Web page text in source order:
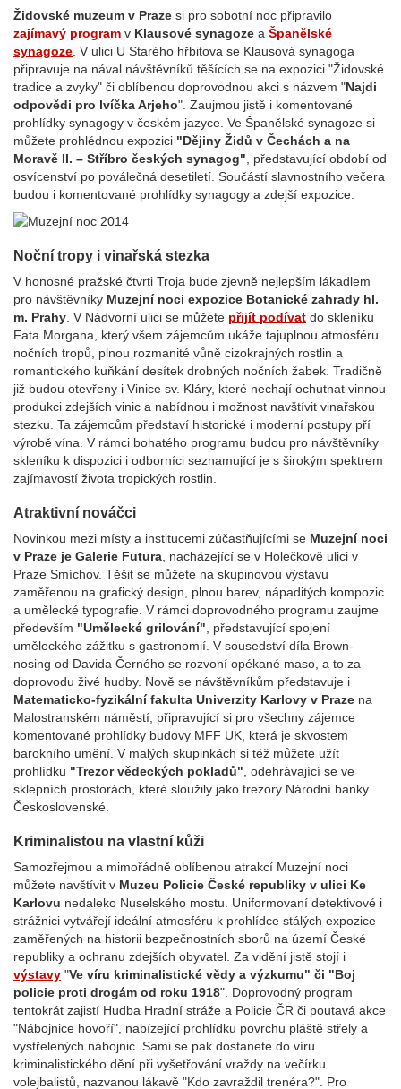
Židovské muzeum v Praze si pro sobotní noc připravilo
zajímavý program v Klausové synagoze a Španělské
synagoze . V ulici U Starého hřbitova se Klausová synagoga
připravuje na nával návštěvníků těšících se na expozici "Židovské
tradice a zvyky" či oblíbenou doprovodnou akci s názvem "Najdi
odpovědi pro lvíčka Arjeho". Zaujmou jistě i komentované
prohlídky synagogy v českém jazyce. Ve Španělské synagoze si
můžete prohlédnou expozici "Dějiny Židů v Čechách a na
Moravě II. – Stříbro českých synagog" , představující období od
osvícenství po poválečná desetiletí. Součástí slavnostního večera
budou i komentované prohlídky synagogy a zdejší expozice.
Noční tropy i vinařská stezka
V honosné pražské čtvrti Troja bude zjevně nejlepším lákadlem
pro návštěvníky Muzejní noci expozice Botanické zahrady hl.
m. Prahy . V Nádvorní ulici se můžete přijít podívat do skleníku
Fata Morgana, který všem zájemcům ukáže tajuplnou atmosféru
nočních tropů, plnou rozmanité vůně cizokrajných rostlin a
romantického kuňkání desítek drobných nočních žabek. Tradičně
již budou otevřeny i Vinice sv. Kláry, které nechají ochutnat vinnou
produkci zdejších vinic a nabídnou i možnost navštívit vinařskou
stezku. Ta zájemcům představí historické i moderní postupy pří
výrobě vína. V rámci bohatého programu budou pro návštěvníky
skleníku k dispozici i odborníci seznamující je s širokým spektrem
zajímavostí života tropických rostlin.
Atraktivní nováčci
Novinkou mezi místy a institucemi zúčastňujícími se Muzejní noci
v Praze je Galerie Futura , nacházející se v Holečkově ulici v
Praze Smíchov. Těšit se můžete na skupinovou výstavu
zaměřenou na grafický design, plnou barev, nápaditých kompozic
a umělecké typografie. V rámci doprovodného programu zaujme
především "Umělecké grilování" , představující spojení
uměleckého zážitku s gastronomií. V sousedství díla Brown-
nosing od Davida Černého se rozvoní opékané maso, a to za
doprovodu živé hudby. Nově se návštěvníkům představuje i
Matematicko-fyzikální fakulta Univerzity Karlovy v Praze na
Malostranském náměstí, připravující si pro všechny zájemce
komentované prohlídky budovy MFF UK, která je skvostem
barokního umění. V malých skupinkách si též můžete užít
prohlídku "Trezor vědeckých pokladů" , odehrávající se ve
sklepních prostorách, které sloužily jako trezory Národní banky
Československé.
Kriminalistou na vlastní kůži
Samozřejmou a mimořádně oblíbenou atrakcí Muzejní noci
můžete navštívit v Muzeu Policie České republiky v ulici Ke
Karlovu nedaleko Nuselského mostu. Uniformovaní detektivové i
strážnici vytvářejí ideální atmosféru k prohlídce stálých expozice
zaměřených na historii bezpečnostních sborů na území České
republiky a ochranu zdejších obyvatel. Za vidění jistě stojí i
výstavy "Ve víru kriminalistické vědy a výzkumu" či "Boj
policie proti drogám od roku 1918". Doprovodný program
tentokrát zajistí Hudba Hradní stráže a Policie ČR či poutavá akce
"Nábojnice hovoří", nabízející prohlídku povrchu pláště střely a
vystřelených nábojnic. Sami se pak dostanete do víru
kriminalistického dění při vyšetřování vraždy na večírku
volejbalistů, nazvanou lákavě "Kdo zavraždil trenéra?". Pro